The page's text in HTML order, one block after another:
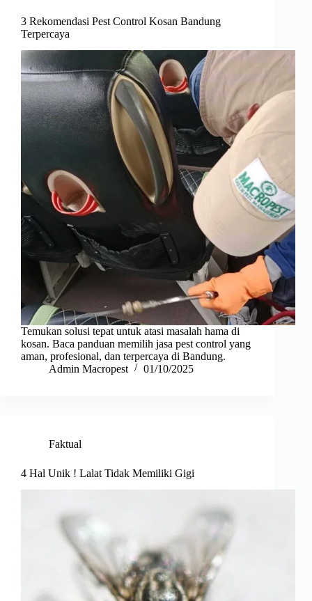
3 Rekomendasi Pest Control Kosan Bandung
Terpercaya
Temukan solusi tepat untuk atasi masalah hama di
kosan. Baca panduan memilih jasa pest control yang
aman, profesional, dan terpercaya di Bandung.
Admin Macropest
01/10/2025
Faktual
4 Hal Unik ! Lalat Tidak Memiliki Gigi